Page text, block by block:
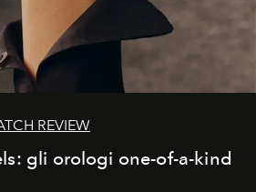
REVIEW
gli orologi one-of-a-kind